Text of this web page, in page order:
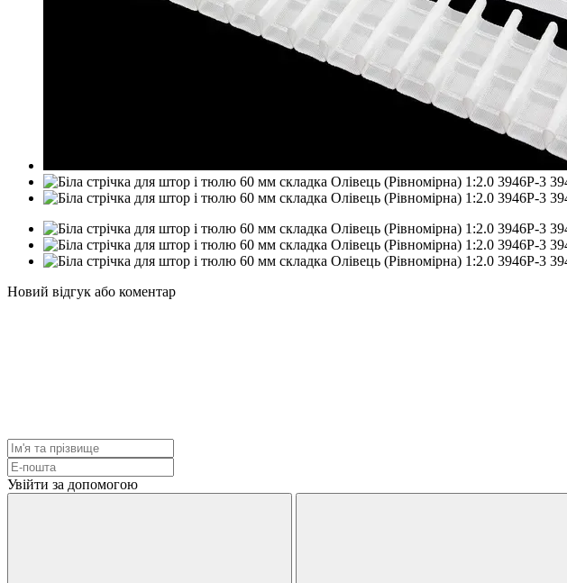
Новий відгук або коментар
Увійти за допомогою